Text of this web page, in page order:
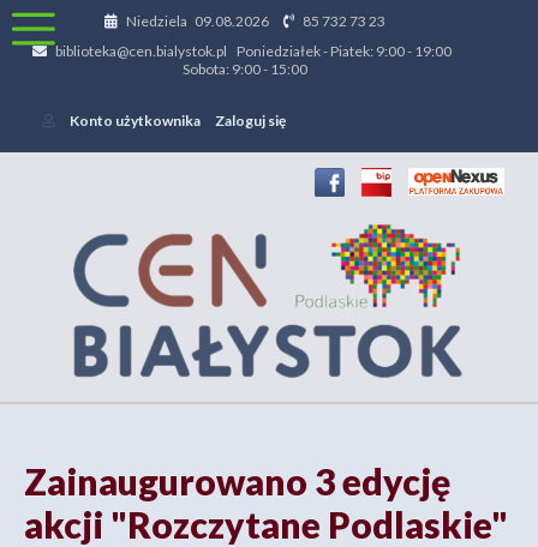
Niedziela 09.08.2026
85 732 73 23
biblioteka@cen.bialystok.pl Poniedziałek - Piatek: 9:00 - 19:00
Sobota: 9:00 - 15:00
Konto użytkownika Zaloguj się
Zainaugurowano 3 edycję
akcji "Rozczytane Podlaskie"